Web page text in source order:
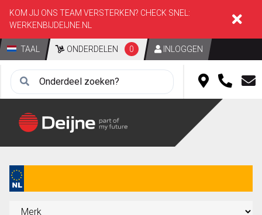
KOM JIJ ONS TEAM VERSTERKEN? CHECK SNEL:
WERKENBIJDEIJNE.NL
TAAL ONDERDELEN 0 INLOGGEN